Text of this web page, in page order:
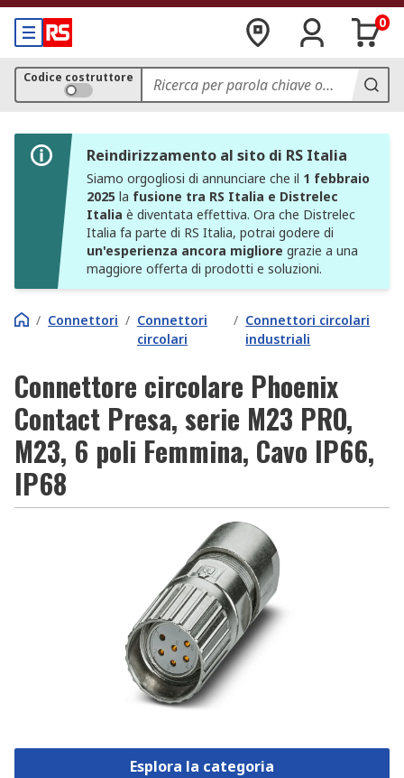
0
Codice costruttore
Reindirizzamento al sito di RS Italia
Siamo orgogliosi di annunciare che il 1 febbraio
2025 la fusione tra RS Italia e Distrelec
Italia è diventata effettiva. Ora che Distrelec
Italia fa parte di RS Italia, potrai godere di
un'esperienza ancora migliore grazie a una
maggiore offerta di prodotti e soluzioni.
/ Connettori / Connettori
circolari
/ Connettori circolari
industriali
Connettore circolare Phoenix
Contact Presa, serie M23 PRO,
M23, 6 poli Femmina, Cavo IP66,
IP68
Esplora la categoria